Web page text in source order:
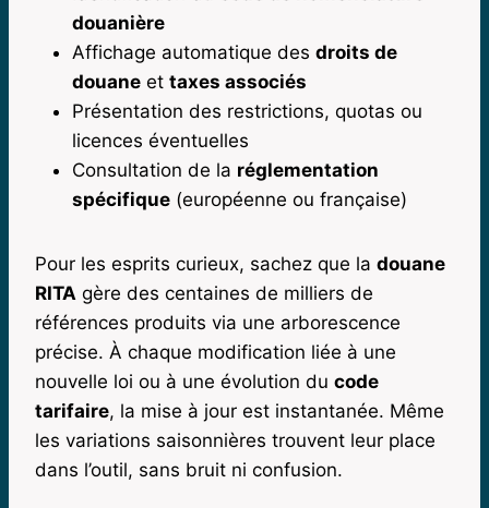
douanière
Affichage automatique des droits de
douane et taxes associés
Présentation des restrictions, quotas ou
licences éventuelles
Consultation de la réglementation
spécifique (européenne ou française)
Pour les esprits curieux, sachez que la douane
RITA gère des centaines de milliers de
références produits via une arborescence
précise. À chaque modification liée à une
nouvelle loi ou à une évolution du code
tarifaire, la mise à jour est instantanée. Même
les variations saisonnières trouvent leur place
dans l’outil, sans bruit ni confusion.